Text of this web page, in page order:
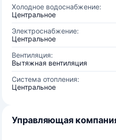
Холодное водоснабжение:
Центральное
Электроснабжение:
Центральное
Вентиляция:
Вытяжная вентиляция
Система отопления:
Центральное
Управляющая